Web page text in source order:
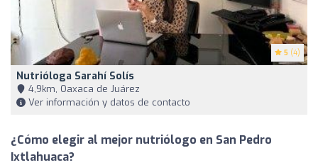
5 (4)
Nutrióloga Sarahí Solís
4,9km, Oaxaca de Juárez
Ver información y datos de contacto
¿Cómo elegir al mejor nutriólogo en San Pedro
Ixtlahuaca?